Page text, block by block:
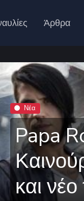
Άρθρα
Νέα
Papa
και